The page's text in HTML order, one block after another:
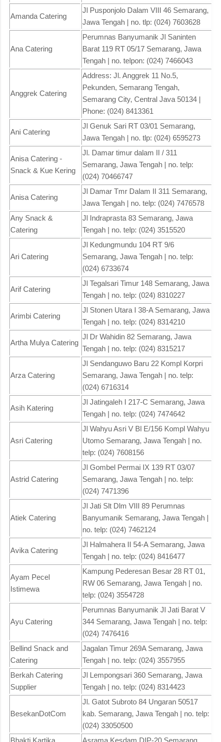
Amanda Catering
Jl Pusponjolo Dalam VIII 46 Semarang,
Jawa Tengah | no. tlp: (024) 7603628
Ana Catering
Perumnas Banyumanik Jl Saninten
Barat 119 RT 05/17 Semarang, Jawa
Tengah | no. telpon: (024) 7466043
Anggrek Catering
Address: Jl. Anggrek 11 No.5,
Pekunden, Semarang Tengah,
Semarang City, Central Java 50134 |
Phone: (024) 8413361
Ani Catering
Jl Genuk Sari RT 03/01 Semarang,
Jawa Tengah | no. tlp: (024) 6595273
Anisa Catering -
Snack & Kue Kering
Jl. Damar timur dalam II / 311
Semarang, Jawa Tengah | no. telp:
(024) 70466747
Anisa Catering
Jl Damar Tmr Dalam II 311 Semarang,
Jawa Tengah | no. telp: (024) 7476578
Any Snack &
Catering
Jl Indraprasta 83 Semarang, Jawa
Tengah | no. telp: (024) 3515520
Ari Catering
Jl Kedungmundu 104 RT 9/6
Semarang, Jawa Tengah | no. telp:
(024) 6733674
Arif Catering
Jl Tegalsari Timur 148 Semarang, Jawa
Tengah | no. telp: (024) 8310227
Arimbi Catering
Jl Stonen Utara I 38-A Semarang, Jawa
Tengah | no. telp: (024) 8314210
Artha Mulya Catering
Jl Dr Wahidin 82 Semarang, Jawa
Tengah | no. telp: (024) 8315217
Arza Catering
Jl Sendanguwo Baru 22 Kompl Korpri
Semarang, Jawa Tengah | no. telp:
(024) 6716314
Asih Katering
Jl Jatingaleh I 217-C Semarang, Jawa
Tengah | no. telp: (024) 7474642
Asri Catering
Jl Wahyu Asri V Bl E/156 Kompl Wahyu
Utomo Semarang, Jawa Tengah | no.
telp: (024) 7608156
Astrid Catering
Jl Gombel Permai IX 139 RT 03/07
Semarang, Jawa Tengah | no. telp:
(024) 7471396
Atiek Catering
Jl Jati Slt Dlm VIII 89 Perumnas
Banyumanik Semarang, Jawa Tengah |
no. telp: (024) 7462124
Avika Catering
Jl Halmahera II 54-A Semarang, Jawa
Tengah | no. telp: (024) 8416477
Ayam Pecel
Istimewa
Kampung Pederesan Besar 28 RT 01,
RW 06 Semarang, Jawa Tengah | no.
telp: (024) 3554728
Ayu Catering
Perumnas Banyumanik Jl Jati Barat V
344 Semarang, Jawa Tengah | no. telp:
(024) 7476416
Bellind Snack and
Catering
Jagalan Timur 269A Semarang, Jawa
Tengah | no. telp: (024) 3557955
Berkah Catering
Supplier
Jl Lempongsari 360 Semarang, Jawa
Tengah | no. telp: (024) 8314423
BesekanDotCom
Jl. Gatot Subroto 84 Ungaran 50517
kab. Semarang, Jawa Tengah | no. telp:
(024) 33050500
Bhakti Kartika
Asrama Kesdam DIP-20 Semarang,